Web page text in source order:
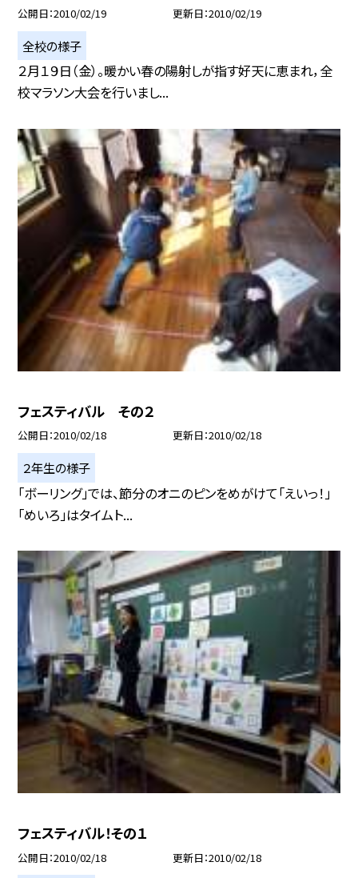
公開日 2010/02/19 更新日 2010/02/19
全校の様子
２月１９日（金）。暖かい春の陽射しが指す好天に恵まれ，全
校マラソン大会を行いまし...
フェスティバル その２
公開日 2010/02/18 更新日 2010/02/18
２年生の様子
「ボーリング」では、節分のオニのピンをめがけて「えいっ！」
「めいろ」はタイムト...
フェスティバル！その１
公開日 2010/02/18 更新日 2010/02/18